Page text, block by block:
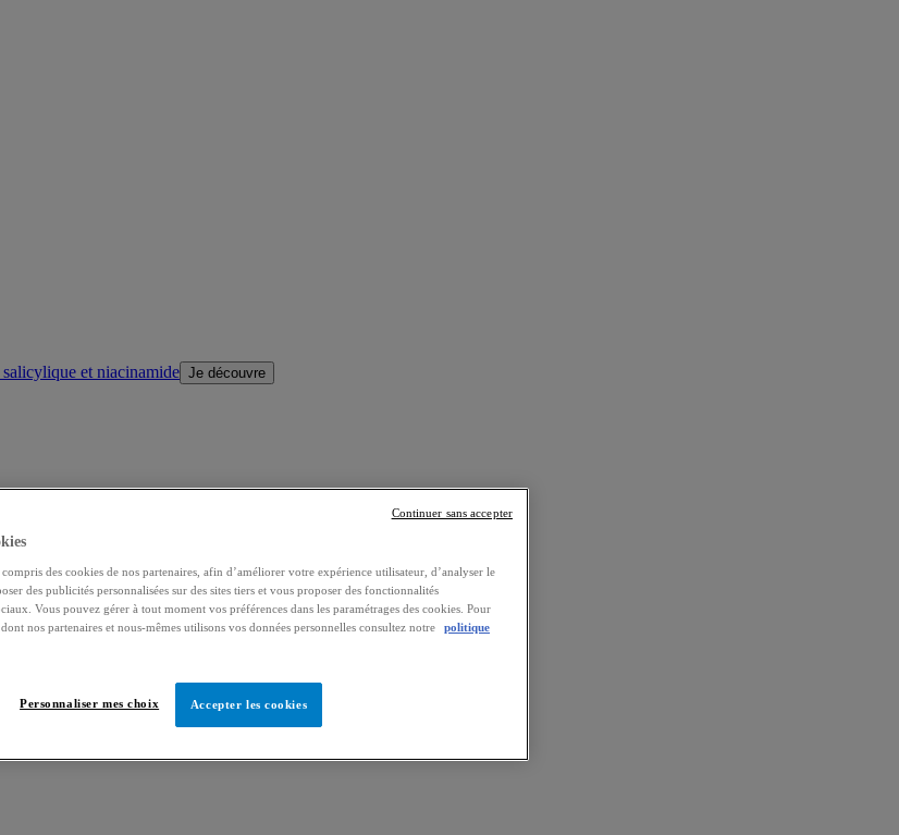
et niacinamide Je découvre
des cookies de nos partenaires, afin d’améliorer votre expérience utilisateur, d’analyser le
des publicités personnalisées sur des sites tiers et vous proposer des fonctionnalités
Vous pouvez gérer à tout moment vos préférences dans les paramétrages des cookies. Pour
nos partenaires et nous-mêmes utilisons vos données personnelles consultez notre
politique
Accepter les cookies
Personnaliser mes choix
Continuer sans accepter